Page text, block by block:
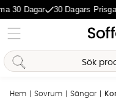
30 Dagars Prisgaranti
Hem Sovrum Sängar